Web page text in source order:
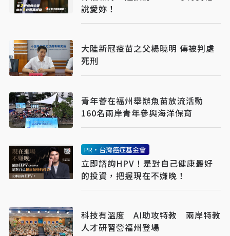
說愛妳！
大陸新冠疫苗之父楊曉明 傳被判處
死刑
青年薈在福州舉辦魚苗放流活動
160名兩岸青年參與海洋保育
PR・台灣癌症基金會
立即諮詢HPV！是對自己健康最好
的投資，把握現在不嫌晚！
科技有溫度 AI助攻特教 兩岸特教
人才研習營福州登場